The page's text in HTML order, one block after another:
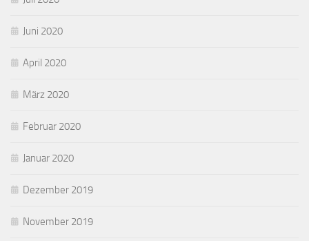
Juni 2020
April 2020
März 2020
Februar 2020
Januar 2020
Dezember 2019
November 2019